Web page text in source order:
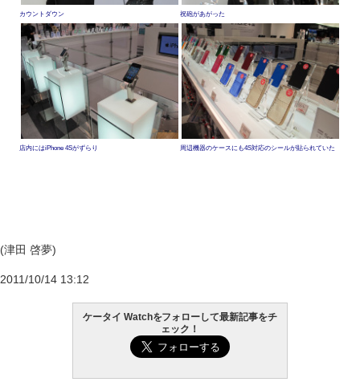
カウントダウン 祝砲があがった
店内にはiPhone 4Sがずらり 周辺機器のケースにも4S対応のシールが貼られていた
(津田 啓夢)
2011/10/14 13:12
ケータイ Watchをフォローして最新記事をチ
ェック！